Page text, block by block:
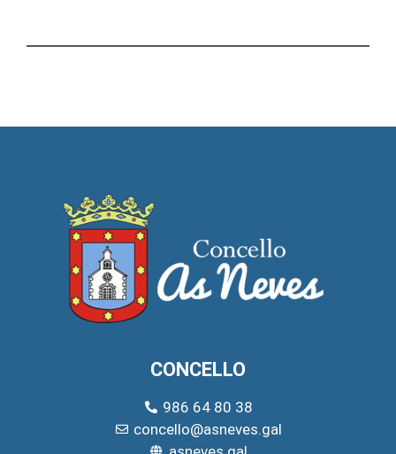
CONCELLO
986 64 80 38
concello@asneves.gal